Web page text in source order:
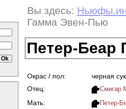
Вы здесь:
Гамма Эвен-Пью
Петер-Беар
Окрас / пол:
черная
Отец:
Смигар
Мать: Петер-